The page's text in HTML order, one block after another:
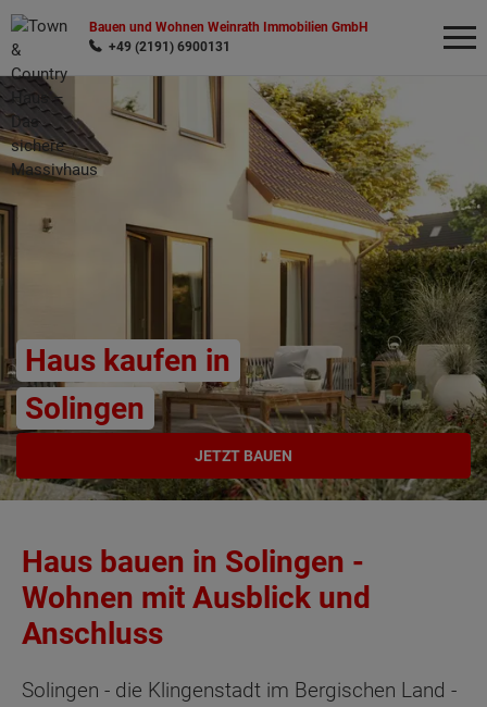
Bauen und Wohnen Weinrath Immobilien GmbH
+49 (2191) 6900131
Haus kaufen in
Solingen
JETZT BAUEN
Haus bauen in Solingen -
Wohnen mit Ausblick und
Anschluss
Solingen - die Klingenstadt im Bergischen Land -
Wonach möchten Sie suchen?